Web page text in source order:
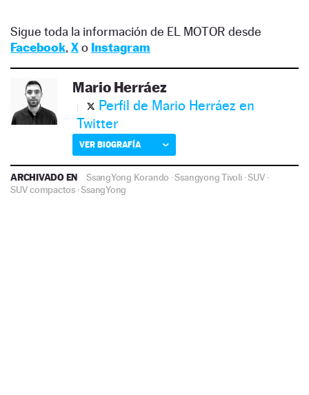
Sigue toda la información de EL MOTOR desde
Facebook, Xo Instagram
Mario Herráez
Perfil de Mario Herráez en
Twitter
VER BIOGRAFÍA
ARCHIVADO EN SsangYong Korando ·Ssangyong Tivoli·SUV ·
SUV compactos ·SsangYong